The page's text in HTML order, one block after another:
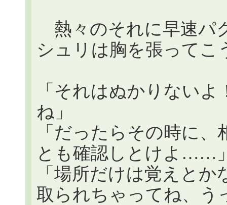
熱々のそれに早速パ
シュリは胸を張ってこ
「それはぬかりない
ね」
「だったらその時に
とも確認しとけよ……
「場所だけは覚えと
取られちゃってね、う